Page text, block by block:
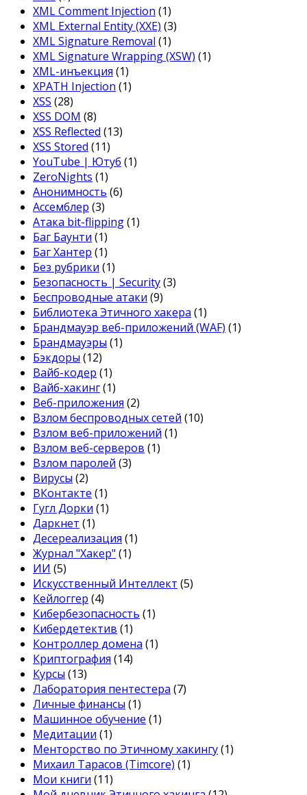
XML Comment Injection (1)
XML External Entity (XXE) (3)
XML Signature Removal (1)
XML Signature Wrapping (XSW) (1)
XML-инъекция (1)
XPATH Injection (1)
XSS (28)
XSS DOM (8)
XSS Reflected (13)
XSS Stored (11)
YouTube | Ютуб (1)
ZeroNights (1)
Анонимность (6)
Ассемблер (3)
Атака bit-flipping(1)
Баг Баунти (1)
Баг Хантер (1)
Без рубрики (1)
Безопасность | Security(3)
Беспроводные атаки (9)
Библиотека Этичного хакера (1)
Брандмауэр веб-приложений (WAF) (1)
Брандмауэры (1)
Бэкдоры (12)
Вайб-кодер (1)
Вайб-хакинг(1)
Веб-приложения (2)
Взлом беспроводных сетей (10)
Взлом веб-приложений (1)
Взлом веб-серверов (1)
Взлом паролей (3)
Вирусы (2)
ВКонтакте (1)
Гугл Дорки (1)
Даркнет (1)
Десереализация (1)
Журнал "Хакер" (1)
ИИ (5)
Искусственный Интеллект (5)
Кейлоггер (4)
Кибербезопасность (1)
Кибердетектив (1)
Контроллер домена (1)
Криптография (14)
Курсы (13)
Лаборатория пентестера (7)
Личные финансы (1)
Машинное обучение (1)
Медитации (1)
Менторство по Этичному хакингу(1)
Михаил Тарасов (Timcore) (1)
Мои книги (11)